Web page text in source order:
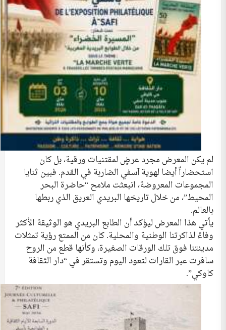
لم يكن المعرض مجرد عرضٍ لمقتنيات ورقية، بل كان
استحضاراً أيضا لهوية آسفي الضاربة في القدم. فبين ثنايا
المجموعات المعروضة، انبعثت ملامح “حاضرة البحر
المحيط”، من خلال تاريخها البريدي العريق الذي ربطها
بالعالم.
يأتي هذا المعرض ليؤكد أن الطابع البريدي هو الوثيقة الأكثر
وفاءً لذاكرتنا الوطنية والمحلية. كان من الممتع رؤية تمثلات
مدينتنا فوق تلك الورقات الصغيرة، وكأنها قطع من الروح
سافرت عبر القارات لتعود اليوم وتستقر في “دار الثقافة
كاوكي”.